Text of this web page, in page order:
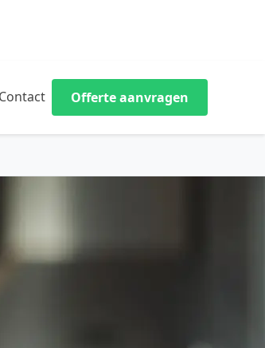
Contact Offerte aanvragen